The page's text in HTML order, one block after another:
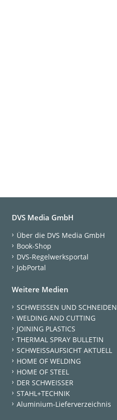
DVS Media GmbH
Über die DVS Media GmbH
Book-Shop
DVS-Regelwerksportal
JobPortal
Weitere Medien
SCHWEISSEN UND SCHNEIDEN
WELDING AND CUTTING
JOINING PLASTICS
THERMAL SPRAY BULLETIN
SCHWEISSAUFSICHT AKTUELL
HOME OF WELDING
HOME OF STEEL
DER SCHWEISSER
STAHL+TECHNIK
Aluminium-Lieferverzeichnis